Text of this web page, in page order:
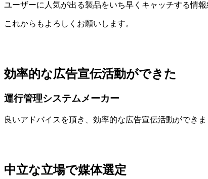
ユーザーに人気が出る製品をいち早くキャッチする情
これからもよろしくお願いします。
効率的な広告宣伝活動ができた
運行管理システムメーカー
良いアドバイスを頂き、効率的な広告宣伝活動ができ
中立な立場で媒体選定